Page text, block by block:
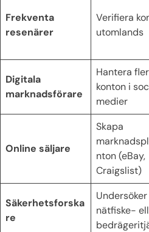
Frekventa
resenärer
Verifiera
utomlands
Digitala
marknadsförare
Hantera
konton i
medier
Online säljare
Skapa
nton (eBay,
Craigslist)
Säkerhetsforska
re
Undersöker
nätfiske-